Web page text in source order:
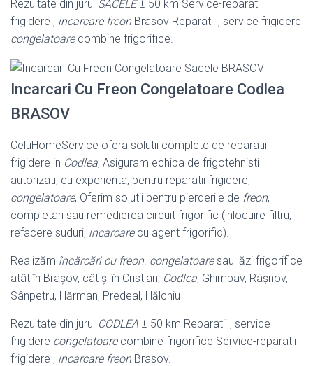
Rezultate din jurul SACELE± 50 km Service-reparatii
frigidere , incarcare freonBrasov Reparatii , service frigidere
congelatoarecombine frigorifice.
Incarcari Cu Freon Congelatoare Codlea
BRASOV
CeluHomeService ofera solutii complete de reparatii
frigidere in Codlea, Asiguram echipa de frigotehnisti
autorizati, cu experienta, pentru reparatii frigidere,
congelatoare, Oferim solutii pentru pierderile de freon,
completari sau remedierea circuit frigorific (inlocuire filtru,
refacere suduri, incarcarecu agent frigorific).
Realizăm încărcări cu freon. congelatoaresau lăzi frigorifice
atât în Brașov, cât și în Cristian, Codlea, Ghimbav, Râșnov,
Sânpetru, Hărman, Predeal, Hălchiu
Rezultate din jurul CODLEA ± 50 km Reparatii , service
frigidere congelatoarecombine frigorifice Service-reparatii
frigidere , incarcare freonBrasov.